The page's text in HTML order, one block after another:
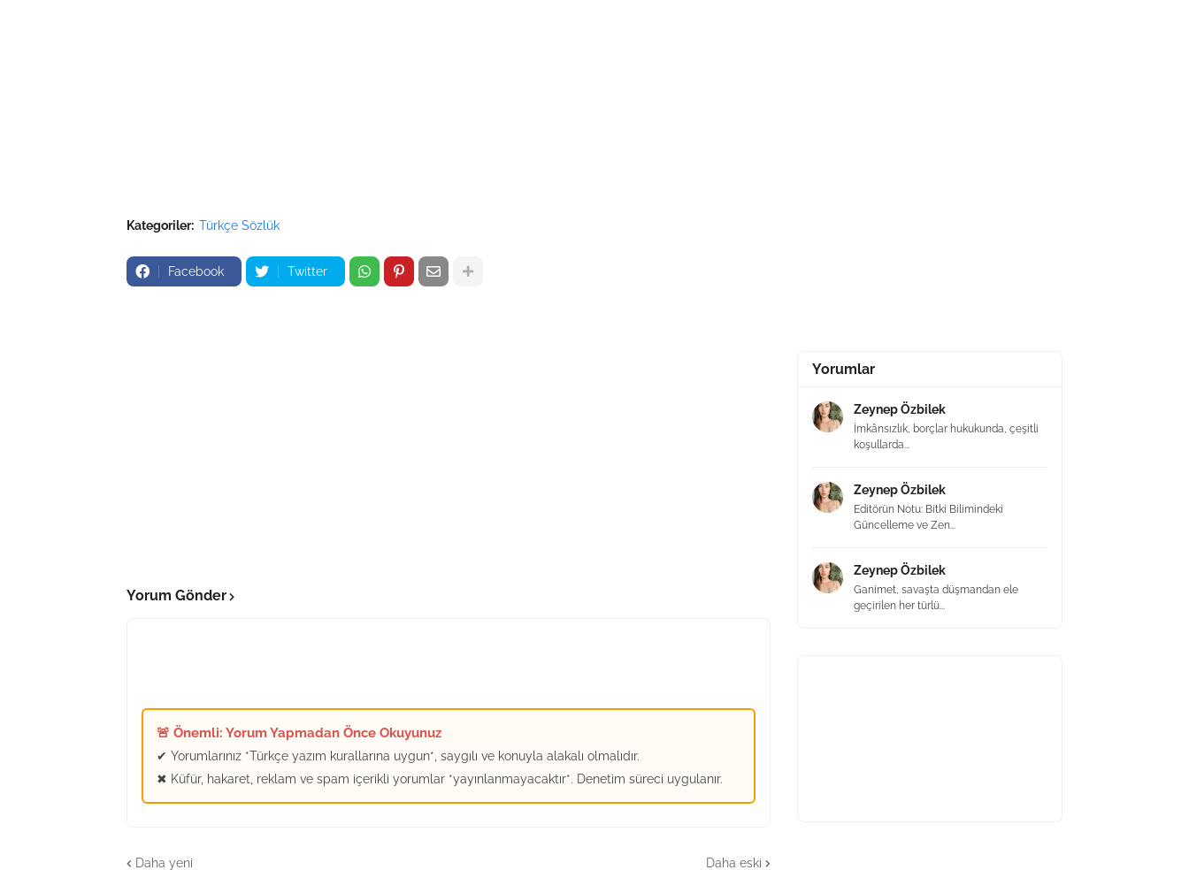
Kategoriler: Türkçe Sözlük
Facebook Twitter
Yorum Gönder
🚨 Önemli: Yorum Yapmadan Önce Okuyunuz
✔ Yorumlarınız *Türkçe yazım kurallarına uygun*, saygılı ve konuyla alakalı olmalıdır.
✖ Küfür, hakaret, reklam ve spam içerikli yorumlar *yayınlanmayacaktır*. Denetim süreci uygulanır.
Daha yeni Daha eski
Yorumlar
Zeynep Özbilek
İmkânsızlık, borçlar hukukunda, çeşitli
koşullarda...
Zeynep Özbilek
Editörün Notu: Bitki Bilimindeki
Güncelleme ve Zen...
Zeynep Özbilek
Ganimet, savaşta düşmandan ele
geçirilen her türlü...